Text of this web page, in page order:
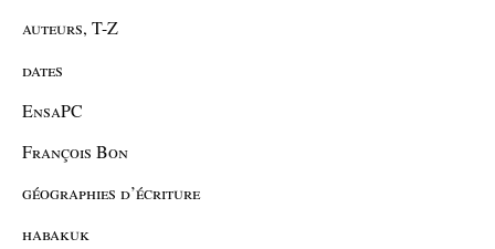
auteurs, T-Z
dates
EnsaPC
François Bon
géographies d’écriture
habakuk